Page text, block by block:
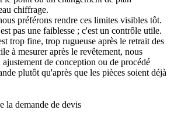
chiffrage.
préférons rendre ces limites visibles tôt.
pas une faiblesse ; c'est un contrôle utile.
trop fine, trop rugueuse après le retrait des
à mesurer après le revêtement, nous
de conception ou de procédé
plutôt qu'après que les pièces soient déjà
la demande de devis